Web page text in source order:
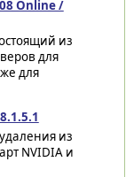
Online /
из
для
для
из
NVIDIA и